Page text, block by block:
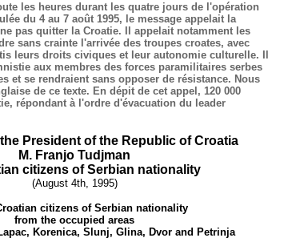
les heures durant les quatre jours de l'opération
du 4 au 7 août 1995, le message appelait la
pas quitter la Croatie. Il appelait notamment les
sans crainte l'arrivée des troupes croates, avec
leurs droits civiques et leur autonomie culturelle. Il
aux membres des forces paramilitaires serbes
et se rendraient sans opposer de résistance. Nous
de ce texte. En dépit de cet appel, 120 000
répondant à l'ordre d'évacuation du leader
President of the Republic of Croatia
M. Franjo Tudjman
citizens of Serbian nationality
(August 4th, 1995)
citizens of Serbian nationality
from the occupied areas
Korenica, Slunj, Glina, Dvor and Petrinja